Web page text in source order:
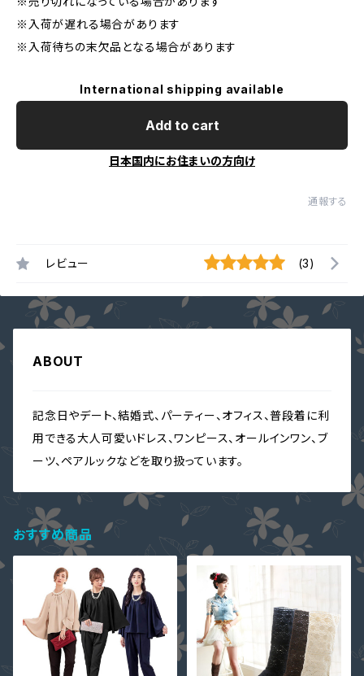
※入荷が遅れる場合があります
※入荷待ちの末欠品となる場合があります
International shipping available
Add to cart
日本国内にお住まいの方向け
通報する
レビュー (3)
ABOUT
記念日やデート、結婚式、パーティー、オフィス、普段着に利
用できる大人可愛いドレス、ワンピース、オールインワン、ブ
ーツ、ペアルックなどを取り扱っています。
おすすめ商品